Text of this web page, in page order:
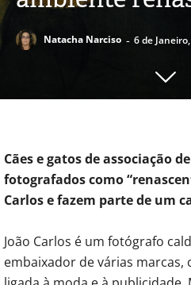
Natacha Narciso - 6 de
Cães e gatos de associação
fotografados como
Carlos e fazem parte de um
João Carlos é um fotógrafo
embaixador de várias marcas,